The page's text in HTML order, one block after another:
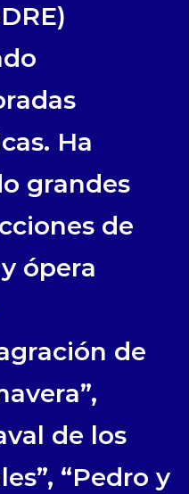
Ha
grandes
de
ópera
de
de los
“Pedro y